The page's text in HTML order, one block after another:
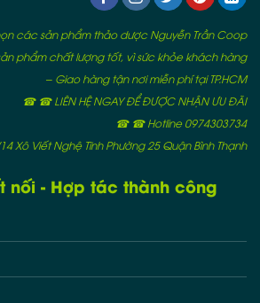
các sản phẩm thảo dược Nguyễn Trần Coop
phẩm chất lượng tốt, vì sức khỏe khách hàng
– Giao hàng tận nơi miễn phí tại TP.HCM
☎ ☎ LIÊN HỆ NGAY ĐỂ ĐƯỢC NHẬN ƯU ĐÃI
☎ ☎ Hotline 0974303734
Xô Viết Nghệ Tĩnh Phường 25 Quận Bình Thạnh
nối - Hợp tác thành công